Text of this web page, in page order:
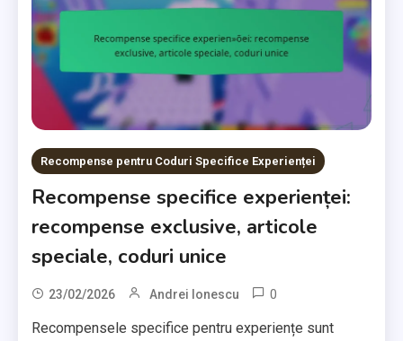
Recompense pentru Coduri Specifice Experienței
Recompense specifice experienței:
recompense exclusive, articole
speciale, coduri unice
23/02/2026 Andrei Ionescu 0
Recompensele specifice pentru experiențe sunt